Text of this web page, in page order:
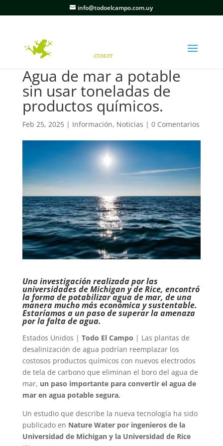
info@todoelcampo.com.uy
Agua de mar a potable
sin usar toneladas de
productos químicos.
Feb 25, 2025| Información, Noticias | 0 Comentarios
Una investigación realizada por las
universidades de Michigan y de Rice, encontró
la forma de potabilizar agua de mar, de una
manera mucho más económica y sustentable.
Estaríamos a un paso de superar la amenaza
por la falta de agua.
Estados Unidos | Todo El Campo | Las plantas de
desalinización de agua podrían reemplazar los
costosos productos químicos con nuevos electrodos
de tela de carbono que eliminan el boro del agua de
mar, un paso importante para convertir el agua de
mar en agua potable segura.
Un estudio que describe la nueva tecnología ha sido
publicado en Nature Water por ingenieros de la
Universidad de Michigan y la Universidad de Rice